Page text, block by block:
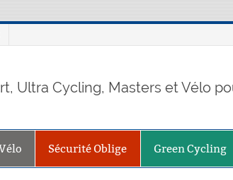
Ultra Cycling, Masters et Vélo
Sécurité Oblige Green Cycling